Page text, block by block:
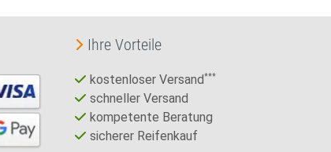
Ihre Vorteile
kostenloser Versand***
schneller Versand
kompetente Beratung
sicherer Reifenkauf